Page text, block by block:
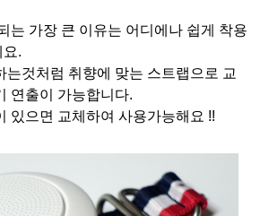
는 가장 큰 이유는 어디에나 쉽게 착용
요.
는것처럼 취향에 맞는 스트랩으로 교
연출이 가능합니다.
있으면 교체하여 사용가능해요 !!